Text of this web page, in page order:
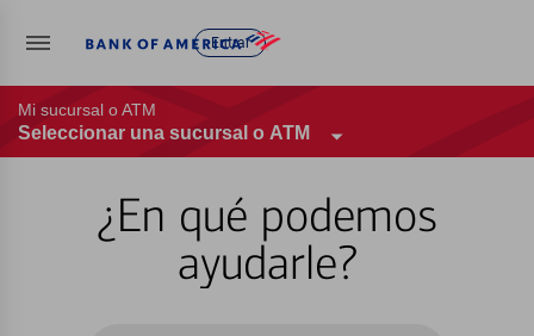
Entrar
Mi sucursal o ATM
Seleccionar una sucursal o ATM
¿En qué podemos
ayudarle?